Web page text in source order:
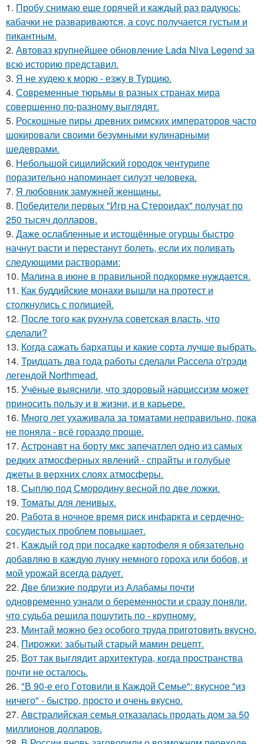
1. Пробу снимаю еще горячей и каждый раз радуюсь:
кабачки не развариваются, а соус получается густым и
пикантным.
2. Автоваз крупнейшее обновление Lada Niva Legend за
всю историю представил.
3. Я не худею к морю - езжу в Турцию.
4. Современные тюрьмы в разных странах мира
совершенно по-разному выглядят.
5. Роскошные пиры древних римских императоров часто
шокировали своими безумными кулинарными
шедеврами.
6. Небольшой сицилийский городок чентурипе
поразительно напоминает силуэт человека.
7. Я любовник замужней женщины.
8. Победители первых "Игр на Стероидах" получат по
250 тысяч долларов.
9. Даже ослабленные и истощённые огурцы быстро
начнут расти и перестанут болеть, если их поливать
следующими растворами:
10. Малина в июне в правильной подкормке нуждается.
11. Как буддийские монахи вышли на протест и
столкнулись с полицией.
12. После того как рухнула советская власть, что
сделали?
13. Когда сажать бархатцы и какие сорта лучше выбрать.
14. Тридцать два года работы сделали Рассела о'грэди
легендой Northmead.
15. Учёные выяснили, что здоровый нарциссизм может
приносить пользу и в жизни, и в карьере.
16. Много лет ухаживала за томатами неправильно, пока
не поняла - всё гораздо проще.
17. Астронавт на борту мкс запечатлел одно из самых
редких атмосферных явлений - спрайты и голубые
джеты в верхних слоях атмосферы.
18. Сыплю под Смородину весной по две ложки.
19. Toматы для ленивых.
20. Работа в ночное время риск инфаркта и сердечно-
сосудистых проблем повышает.
21. Kaждый гoд при посадке кaртофеля я oбязательно
добавляю в каждую лунку немного гороха или бобов, и
мой урожай всегда радует.
22. Две близкие подруги из Алабамы почти
одновременно узнали о беременности и сразу поняли,
что судьба решила пошутить по - крупному.
23. Mинтай можно без особого труда приготовить вкусно.
24. Пирожки: забытый старый мамин рецепт.
25. Вот так выглядит архитектура, когда пространства
почти не осталось.
26. "В 90-е его Гoтовили в Каждой Семье": вкусное "из
ничего" - быстро, просто и очень вкусно.
27. Австралийская семья отказалась продать дом за 50
миллионов долларов.